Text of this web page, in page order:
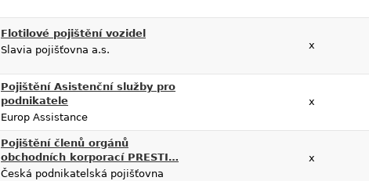
Flotilové pojištění vozidel
Slavia pojišťovna a.s.
x
Pojištění Asistenční služby pro
podnikatele
Europ Assistance
x
Pojištění členů orgánů
obchodních korporací PRESTI…
Česká podnikatelská pojišťovna
x